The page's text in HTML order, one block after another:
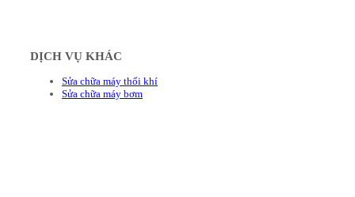
DỊCH VỤ KHÁC
Sửa chữa máy thổi khí
Sửa chữa máy bơm